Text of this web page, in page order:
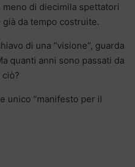
di diecimila spettatori
da tempo costruite.
di una “visione”, guarda
quanti anni sono passati da
unico “manifesto per il